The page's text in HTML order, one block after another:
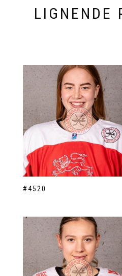
LIGNENDE
#4520